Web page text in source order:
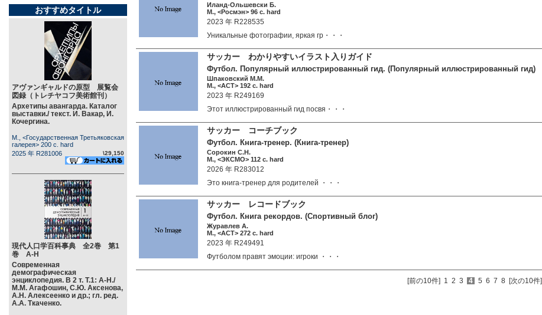
おすすめタイトル
アヴァンギャルドの原型 展覧会
図録（トレチヤコフ美術館刊）
Архетипы авангарда. Каталог
выставки./ текст. И. Вакар, И.
Кочергина.
М., <Государственная Третьяковская
галерея> 200 c. hard
2025 年 R281006
\29,150
現代人口学百科事典 全2巻 第1
巻 А-Н
Современная
демографическая
энциклопедия. В 2 т. Т.1: А-Н./
М.М. Агафошин, С.Ю. Аксенова,
А.Н. Алексеенко и др.; гл. ред.
А.А. Ткаченко.
Иланд-Ольшевски Б.
М., <Росмэн> 96 c. hard
2023 年 R228535
Уникальные фотографии, яркая гр・・・
サッカー わかりやすいイラスト入りガイド
Футбол. Популярный иллюстрированный гид. (Популярный иллюстрированный гид)
Шпаковский М.М.
М., <АСТ> 192 c. hard
2023 年 R249169
Этот иллюстрированный гид посвя・・・
サッカー コーチブック
Футбол. Книга-тренер. (Книга-тренер)
Сорокин С.Н.
М., <ЭКСМО> 112 c. hard
2026 年 R283012
Это книга-тренер для родителей ・・・
サッカー レコードブック
Футбол. Книга рекордов. (Спортивный блог)
Журавлев А.
М., <АСТ> 272 c. hard
2023 年 R249491
Футболом правят эмоции: игроки ・・・
[前の10件] 1 2 3 4 5 6 7 8 [次の10件]